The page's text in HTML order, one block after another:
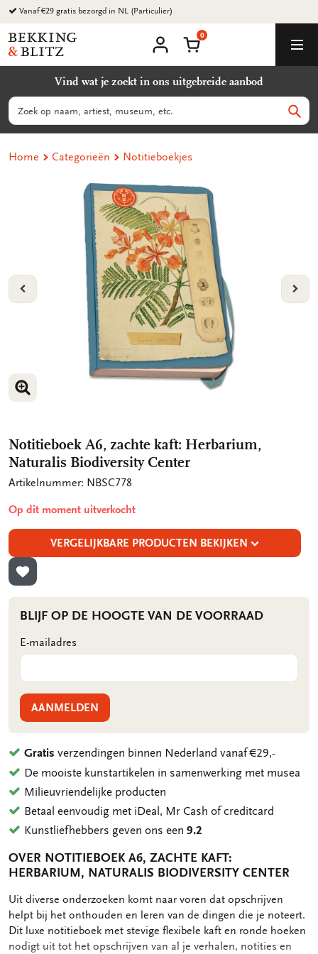
Ga
naar
content
Vanaf €29 gratis bezorgd in NL (Particulier)
Bekking
&
B.V.
account
Winkelmand
0
Vind wat je zoekt in ons uitgebreide aanbod
Zoeken
Home Categorieën Notitieboekjes
VORIGE
VERGROOT AFBEELDING
VERGROOT AFBEELDING
Notitieboek A6, zachte kaft: Herbarium,
Naturalis Biodiversity Center
Artikelnummer: NBSC778
Op dit moment uitverkocht
VERGELIJKBARE PRODUCTEN BEKIJKEN
TOEVOEGEN AAN VERLANGLIJST
BLIJF OP DE HOOGTE VAN DE VOORRAAD
E-mailadres
AANMELDEN
Gratis verzendingen binnen Nederland vanaf €29,-
De mooiste kunstartikelen in samenwerking met musea
Milieuvriendelijke producten
Betaal eenvoudig met iDeal, Mr Cash of creditcard
Kunstliefhebbers geven ons een9.2
OVER NOTITIEBOEK A6, ZACHTE KAFT:
HERBARIUM, NATURALIS BIODIVERSITY CENTER
OMSCHRIJVING
Uit diverse onderzoeken komt naar voren dat opschrijven
helpt bij het onthouden en leren van de dingen die je noteert.
Dit luxe notitieboek met stevige flexibele kaft en ronde hoeken
nodigt uit tot het opschrijven van al je verhalen, notities en